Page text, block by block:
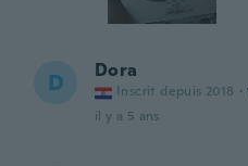
D Dora
Inscrit depuis 2018 ·
il y a 5 ans